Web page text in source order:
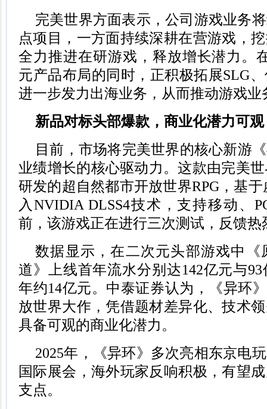
完美世界方面表示，公司游戏业务
点项目，一方面持续深耕在营游戏，
全力推进在研游戏，释放增长潜力。
元产品布局的同时，正积极拓展SLG
进一步发力出海业务，从而推动游戏
新品对标头部爆款，商业化潜力可观
目前，市场将完美世界的核心新游
业绩增长的核心驱动力。这款由完美
研发的超自然都市开放世界RPG，基
入NVIDIA DLSS4技术，支持移动、
前，该游戏正在进行三次测试，反馈热
数据显示，在二次元头部游戏中《
道》上线首年流水分别达142亿元与
年约14亿元。中泰证券认为，《异环
放世界大作，凭借题材差异化、技术
具备可观的商业化潜力。
2025年，《异环》多次亮相东京电
国际展会，海外玩家反响积极，有望
支点。